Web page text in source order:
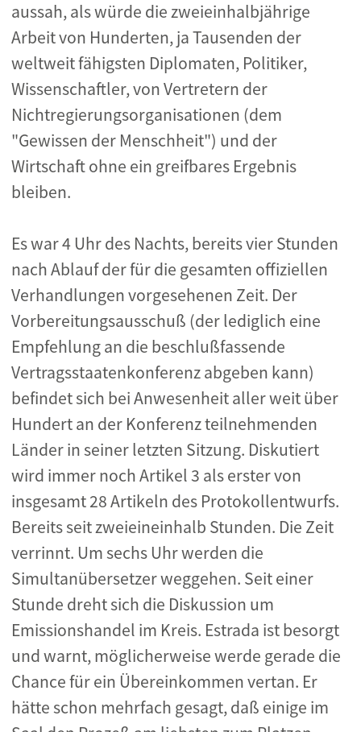
aussah, als würde die zweieinhalbjährige
Arbeit von Hunderten, ja Tausenden der
weltweit fähigsten Diplomaten, Politiker,
Wissenschaftler, von Vertretern der
Nichtregierungsorganisationen (dem
"Gewissen der Menschheit") und der
Wirtschaft ohne ein greifbares Ergebnis
bleiben.
Es war 4 Uhr des Nachts, bereits vier Stunden
nach Ablauf der für die gesamten offiziellen
Verhandlungen vorgesehenen Zeit. Der
Vorbereitungsausschuß (der lediglich eine
Empfehlung an die beschlußfassende
Vertragsstaatenkonferenz abgeben kann)
befindet sich bei Anwesenheit aller weit über
Hundert an der Konferenz teilnehmenden
Länder in seiner letzten Sitzung. Diskutiert
wird immer noch Artikel 3 als erster von
insgesamt 28 Artikeln des Protokollentwurfs.
Bereits seit zweieineinhalb Stunden. Die Zeit
verrinnt. Um sechs Uhr werden die
Simultanübersetzer weggehen. Seit einer
Stunde dreht sich die Diskussion um
Emissionshandel im Kreis. Estrada ist besorgt
und warnt, möglicherweise werde gerade die
Chance für ein Übereinkommen vertan. Er
hätte schon mehrfach gesagt, daß einige im